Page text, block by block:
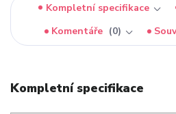
Kompletní specifikace
Komentáře
0
Kompletní specifikace